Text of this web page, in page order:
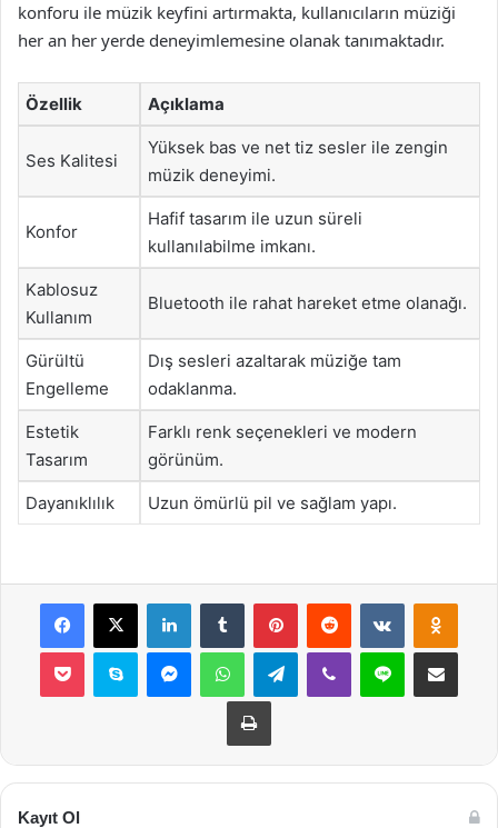
konforu ile müzik keyfini artırmakta, kullanıcıların müziği
her an her yerde deneyimlemesine olanak tanımaktadır.
Özellik Açıklama
Ses Kalitesi
Yüksek bas ve net tiz sesler ile zengin
müzik deneyimi.
Konfor
Hafif tasarım ile uzun süreli
kullanılabilme imkanı.
Kablosuz
Kullanım
Bluetooth ile rahat hareket etme olanağı.
Gürültü
Engelleme
Dış sesleri azaltarak müziğe tam
odaklanma.
Estetik
Tasarım
Farklı renk seçenekleri ve modern
görünüm.
Dayanıklılık Uzun ömürlü pil ve sağlam yapı.
Facebook
X LinkedInTumblr PinterestReddit VKontakte
Pocket Skype MessengerWhatsAppTelegramViber Line E-Posta ile
Yazdır
Kayıt Ol